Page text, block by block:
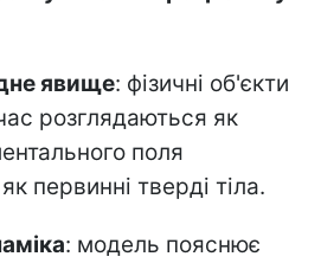
явище: фізичні об'єкти
розглядаються як
поля
первинні тверді тіла.
: модель пояснює